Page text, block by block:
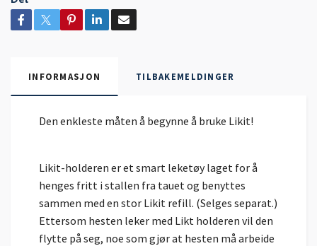
INFORMASJON TILBAKEMELDINGER
Den enkleste måten å begynne å bruke Likit!
Likit-holderen er et smart leketøy laget for å
henges fritt i stallen fra tauet og benyttes
sammen med en stor Likit refill. (Selges separat.)
Ettersom hesten leker med Likt holderen vil den
flytte på seg, noe som gjør at hesten må arbeide